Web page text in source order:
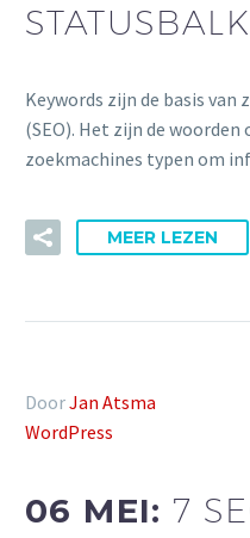
Keywords zijn de basis
(SEO). Het zijn de
zoekmachines typen om
MEER LEZEN
DoorJan Atsma
WordPress
06 MEI: 7